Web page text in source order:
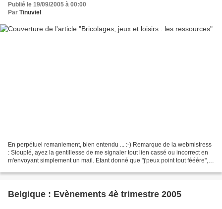
Publié le 19/09/2005 à 00:00
Par Tinuviel
En perpétuel remaniement, bien entendu ... :-) Remarque de la webmistress
: Siouplé, ayez la gentillesse de me signaler tout lien cassé ou incorrect en
m'envoyant simplement un mail. Etant donné que "j'peux point tout fééére",
Belgique : Evènements 4è trimestre 2005